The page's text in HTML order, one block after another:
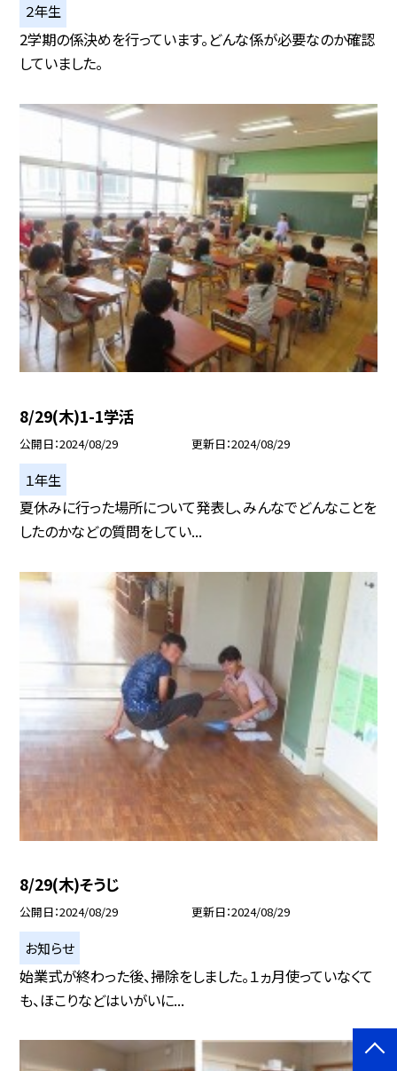
２年生
2学期の係決めを行っています。どんな係が必要なのか確認
していました。
8/29(木)1-1学活
公開日 2024/08/29 更新日 2024/08/29
１年生
夏休みに行った場所について発表し、みんなでどんなことを
したのかなどの質問をしてい...
8/29(木)そうじ
公開日 2024/08/29 更新日 2024/08/29
お知らせ
始業式が終わった後、掃除をしました。１ヵ月使っていなくて
も、ほこりなどはいがいに...